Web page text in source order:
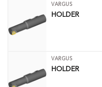
VARGUS
HOLDER
VARGUS
HOLDER